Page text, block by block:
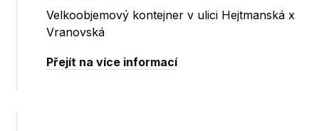
Velkoobjemový kontejner v ulici Hejtmanská x
Vranovská
Přejít na více informací